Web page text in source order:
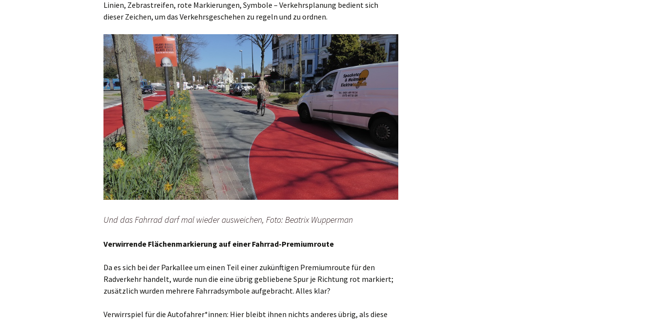
Linien, Zebrastreifen, rote Markierungen, Symbole – Verkehrsplanung bedient sich
dieser Zeichen, um das Verkehrsgeschehen zu regeln und zu ordnen.
Und das Fahrrad darf mal wieder ausweichen, Foto: Beatrix Wupperman
Verwirrende Flächenmarkierung auf einer Fahrrad-Premiumroute
Da es sich bei der Parkallee um einen Teil einer zukünftigen Premiumroute für den
Radverkehr handelt, wurde nun die eine übrig gebliebene Spur je Richtung rot markiert;
zusätzlich wurden mehrere Fahrradsymbole aufgebracht. Alles klar?
Verwirrspiel für die Autofahrer*innen: Hier bleibt ihnen nichts anderes übrig, als diese